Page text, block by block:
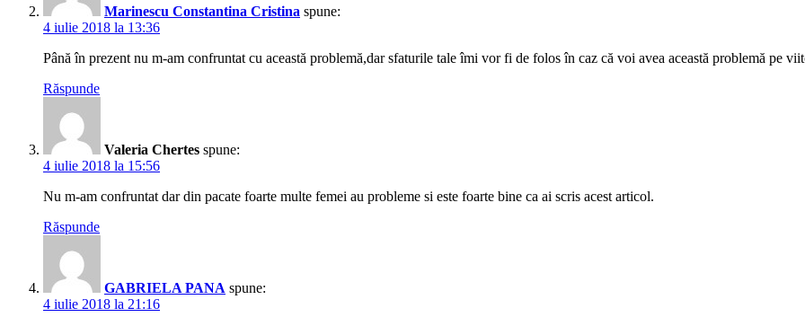
Marinescu Constantina Cristina spune:
4 iulie 2018 la 13:36
Până în prezent nu m-am confruntat cu această problemă,dar sfaturile tale îmi vor fi de folos în caz că voi avea această problemă pe
Răspunde
Valeria Chertes spune:
4 iulie 2018 la 15:56
Nu m-am confruntat dar din pacate foarte multe femei au probleme si este foarte bine ca ai scris acest articol.
Răspunde
GABRIELA PANA spune:
4 iulie 2018 la 21:16